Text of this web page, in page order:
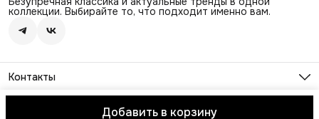
Добавить в корзину
коллекции. Выбирайте то, что подходит именно вам.
Контакты
Адрес
г. Москва, Ходынский бульвар 4, ТЦ Авиапарк, этаж 2,
напротив магазина Лайм
О магазинеДоставкаПравила возврата